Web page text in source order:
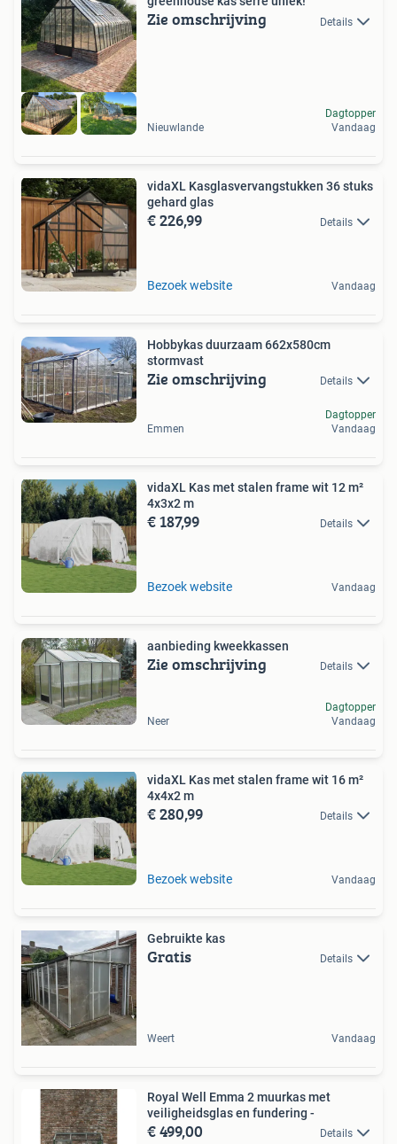
Zie omschrijving Details
Nieuwlande
Dagtopper
Vandaag
vidaXL Kasglasvervangstukken 36 stuks
gehard glas
€ 226,99 Details
Bezoek website Vandaag
Hobbykas duurzaam 662x580cm
stormvast
Zie omschrijving Details
Emmen
Dagtopper
Vandaag
vidaXL Kas met stalen frame wit 12 m²
4x3x2 m
€ 187,99 Details
Bezoek website Vandaag
aanbieding kweekkassen
Zie omschrijving Details
Neer
Dagtopper
Vandaag
vidaXL Kas met stalen frame wit 16 m²
4x4x2 m
€ 280,99 Details
Bezoek website Vandaag
Gebruikte kas
Gratis Details
Weert Vandaag
Royal Well Emma 2 muurkas met
veiligheidsglas en fundering -
€ 499,00 Details